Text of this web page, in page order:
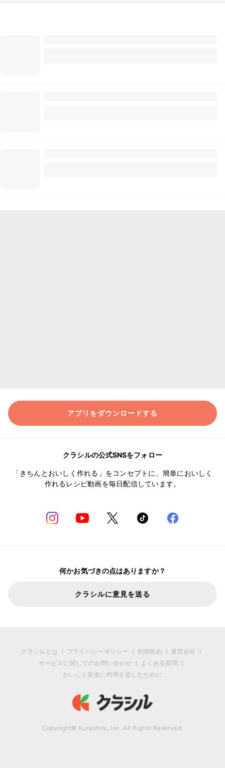
アプリをダウンロードする
クラシルの公式SNSをフォロー
「きちんとおいしく作れる」をコンセプトに、簡単においしく
作れるレシピ動画を毎日配信しています。
何かお気づきの点はありますか？
クラシルに意見を送る
クラシルとは プライバシーポリシー 利用規約
運営会社
サービスに関してのお問い合わせ
よくある質問
おいしく安全に料理を楽しむために
Copyright© Kurashiru, Inc. All Rights Reserved.